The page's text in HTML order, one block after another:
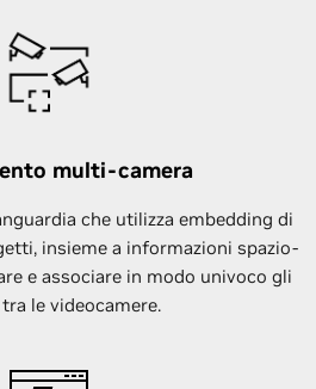
multi-camera
che utilizza embedding di
insieme a informazioni spazio-
e associare in modo univoco gli
le videocamere.